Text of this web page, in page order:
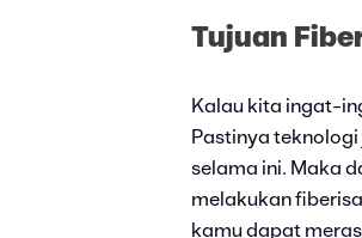
Tujuan
Kalau kita ingat-
Pastinya
selama ini. Maka
melakukan
kamu dapat